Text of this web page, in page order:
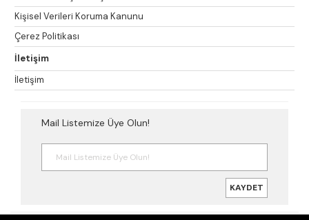
Kişisel Verileri Koruma Kanunu
Çerez Politikası
İletişim
İletişim
Mail Listemize Üye Olun!
KAYDET